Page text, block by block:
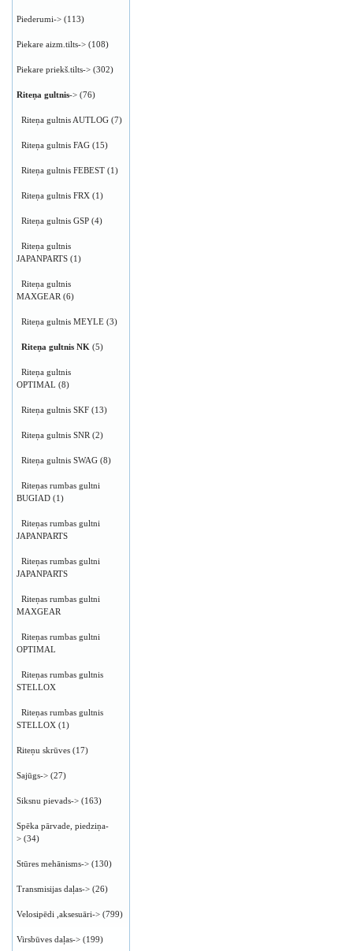
Piederumi-> (113)
Piekare aizm.tilts-> (108)
Piekare priekš.tilts-> (302)
Riteņa gultnis-> (76)
Riteņa gultnis AUTLOG (7)
Riteņa gultnis FAG (15)
Riteņa gultnis FEBEST (1)
Riteņa gultnis FRX (1)
Riteņa gultnis GSP (4)
Riteņa gultnis
JAPANPARTS (1)
Riteņa gultnis
MAXGEAR (6)
Riteņa gultnis MEYLE (3)
Riteņa gultnis NK (5)
Riteņa gultnis
OPTIMAL (8)
Riteņa gultnis SKF (13)
Riteņa gultnis SNR (2)
Riteņa gultnis SWAG (8)
Riteņas rumbas gultni
BUGIAD (1)
Riteņas rumbas gultni
JAPANPARTS
Riteņas rumbas gultni
JAPANPARTS
Riteņas rumbas gultni
MAXGEAR
Riteņas rumbas gultni
OPTIMAL
Riteņas rumbas gultnis
STELLOX
Riteņas rumbas gultnis
STELLOX (1)
Riteņu skrūves (17)
Sajūgs-> (27)
Siksnu pievads-> (163)
Spēka pārvade, piedziņa-
> (34)
Stūres mehānisms-> (130)
Transmisijas daļas-> (26)
Velosipēdi ,aksesuāri-> (799)
Virsbūves daļas-> (199)